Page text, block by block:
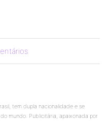
tem dupla nacionalidade e se
mundo. Publicitária, apaixonada por